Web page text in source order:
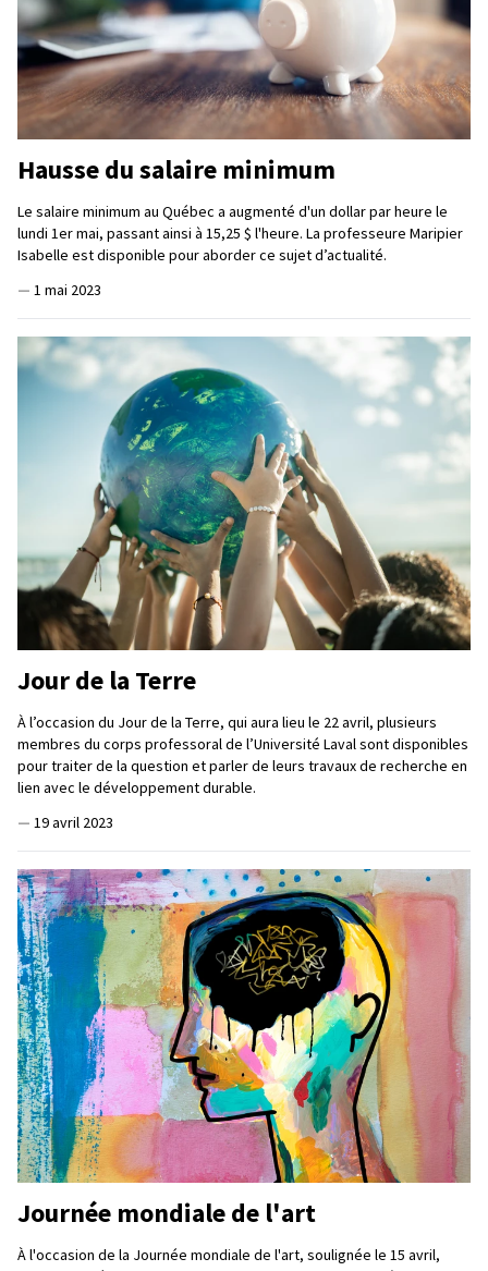
Hausse du salaire minimum
Le salaire minimum au Québec a augmenté d'un dollar par heure le
lundi 1er mai, passant ainsi à 15,25 $ l'heure. La professeure Maripier
Isabelle est disponible pour aborder ce sujet d’actualité.
— 1 mai 2023
Jour de la Terre
À l’occasion du Jour de la Terre, qui aura lieu le 22 avril, plusieurs
membres du corps professoral de l’Université Laval sont disponibles
pour traiter de la question et parler de leurs travaux de recherche en
lien avec le développement durable.
— 19 avril 2023
Journée mondiale de l'art
À l'occasion de la Journée mondiale de l'art, soulignée le 15 avril,